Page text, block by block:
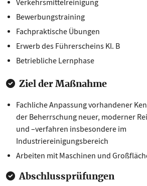
Verkehrsmittelreinigung
Bewerbungstraining
Fachpraktische Übungen
Erwerb des Führerscheins Kl. B
Betriebliche Lernphase
Ziel der Maßnahme
Fachliche Anpassung vorhandener
der Beherrschung neuer, moderner
und –verfahren insbesondere im
Industriereinigungsbereich
Arbeiten mit Maschinen und
Abschlussprüfungen